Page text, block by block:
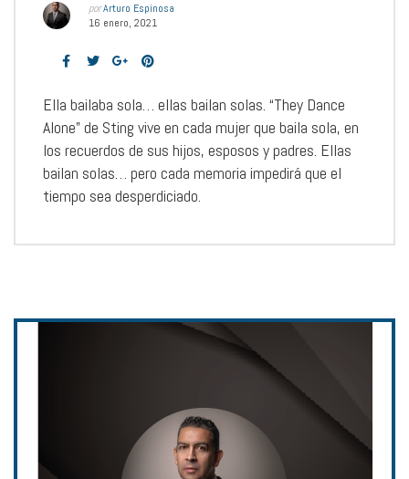
porArturo Espinosa
16 enero, 2021
Ella bailaba sola… ellas bailan solas. “They Dance
Alone” de Sting vive en cada mujer que baila sola, en
los recuerdos de sus hijos, esposos y padres. Ellas
bailan solas… pero cada memoria impedirá que el
tiempo sea desperdiciado.